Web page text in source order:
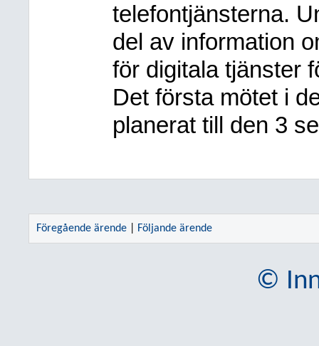
telefontjänsterna.
del av information
för digitala tjänster
Det första mötet i
planerat till den 3
Föregående ärende Följande ärende
©